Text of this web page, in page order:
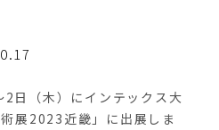
日（木）にインテックス大
展2023近畿」に出展しま